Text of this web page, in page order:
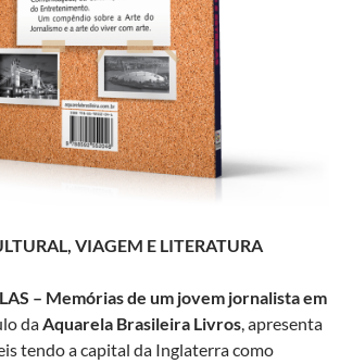
VIAGEM E LITERATURA
– Memórias de um jovem jornalista em
daAquarela Brasileira Livros, apresenta
tendo a capital da Inglaterra como